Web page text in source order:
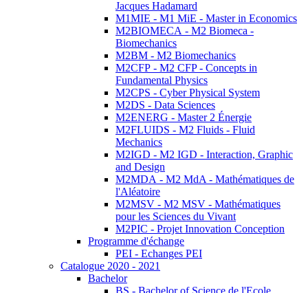
Jacques Hadamard
M1MIE - M1 MiE - Master in Economics
M2BIOMECA - M2 Biomeca -
Biomechanics
M2BM - M2 Biomechanics
M2CFP - M2 CFP - Concepts in
Fundamental Physics
M2CPS - Cyber Physical System
M2DS - Data Sciences
M2ENERG - Master 2 Énergie
M2FLUIDS - M2 Fluids - Fluid
Mechanics
M2IGD - M2 IGD - Interaction, Graphic
and Design
M2MDA - M2 MdA - Mathématiques de
l'Aléatoire
M2MSV - M2 MSV - Mathématiques
pour les Sciences du Vivant
M2PIC - Projet Innovation Conception
Programme d'échange
PEI - Echanges PEI
Catalogue 2020 - 2021
Bachelor
BS - Bachelor of Science de l'Ecole